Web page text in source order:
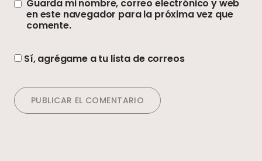
Guarda mi nombre, correo electrónico y web
en este navegador para la próxima vez que
comente.
Sí, agrégame a tu lista de correos